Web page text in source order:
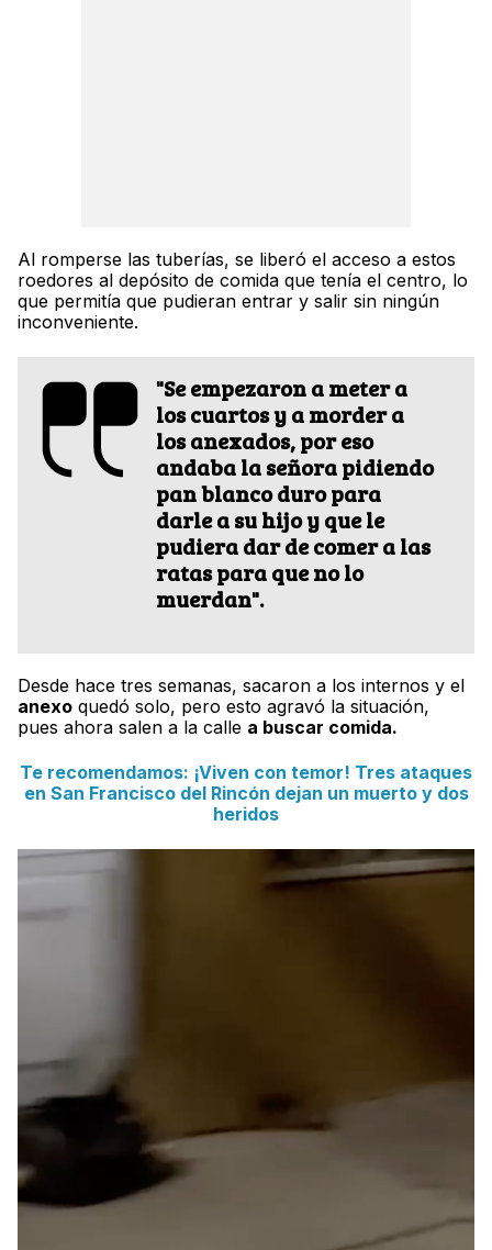
Al romperse las tuberías, se liberó el acceso a estos
roedores al depósito de comida que tenía el centro, lo
que permitía que pudieran entrar y salir sin ningún
inconveniente.
"Se empezaron a meter a
los cuartos y a morder a
los anexados, por eso
andaba la señora pidiendo
pan blanco duro para
darle a su hijo y que le
pudiera dar de comer a las
ratas para que no lo
muerdan".
Desde hace tres semanas, sacaron a los internos y el
anexo quedó solo, pero esto agravó la situación,
pues ahora salen a la calle a buscar comida.
Te recomendamos: ¡Viven con temor! Tres ataques
en San Francisco del Rincón dejan un muerto y dos
heridos